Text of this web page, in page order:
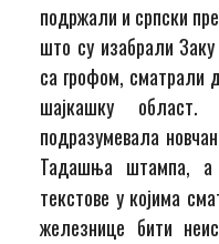
подржали и српски
што су изабрали
са грофом, сматрали
шајкашку
подразумевала
Тадашња штампа, а
текстове у којима
железнице бити